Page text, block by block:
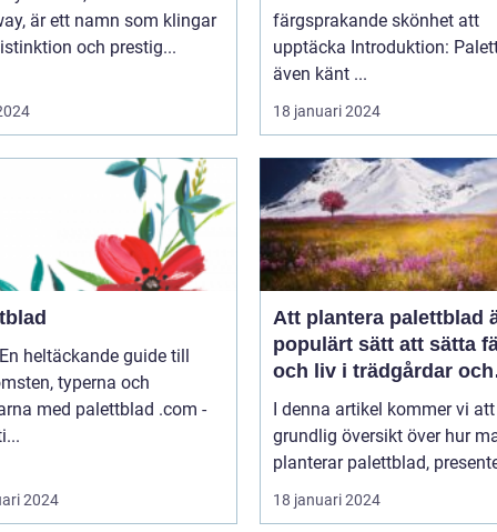
är ett namn som klingar
och prestig...
färgsprakande skönhet att
upptäcka Introduktion: Palettblad,
även känt ...
18 januari 2024
heltäckande guide till
typerna och
med palettblad .com -
2024
Att plantera palettblad
populärt sätt att sätta
och liv i trädgårdar och
inomhusmiljöer
I denna artikel kommer vi
grundlig översikt över hur
planterar palettblad,
18 januari 2024